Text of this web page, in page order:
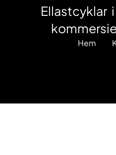
Ellastcyklar
Hem